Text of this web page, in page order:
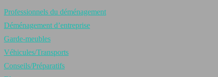
Professionnels du déménagement
Déménagement d’entreprise
Garde-meubles
Véhicules/Transports
Conseils/Préparatifs